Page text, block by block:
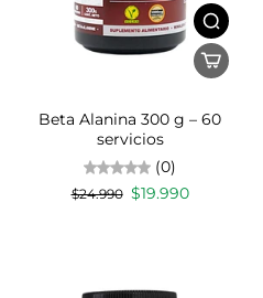
Beta Alanina 300 g – 60
servicios
(0)
$24.990 $19.990